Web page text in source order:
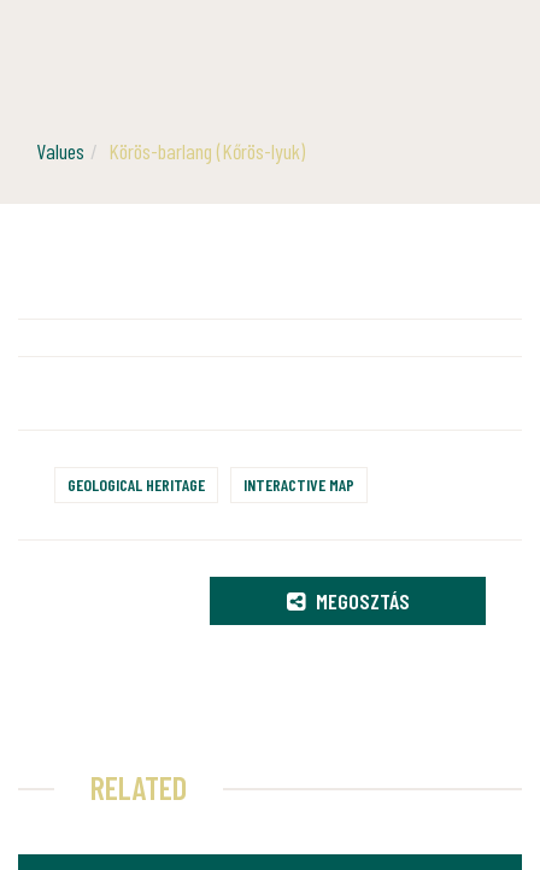
Values Körös-barlang (Kőrös-lyuk)
GEOLOGICAL HERITAGE INTERACTIVE MAP
MEGOSZTÁS
RELATED